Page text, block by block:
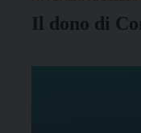
Il dono di